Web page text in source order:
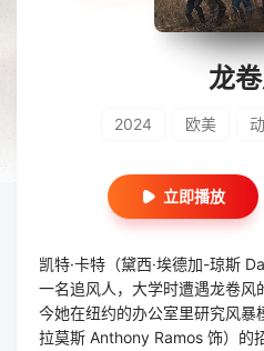
龙
2024 欧美
立即播放
凯特·卡特（黛西·埃德加-琼斯
一名追风人，大学时遭遇龙卷风
今她在纽约的办公室里研究风暴
拉莫斯 Anthony Ramos 饰）的